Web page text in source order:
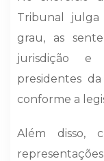
Tribunal julga
grau, as
jurisdição e
presidentes
conforme a
Além disso,